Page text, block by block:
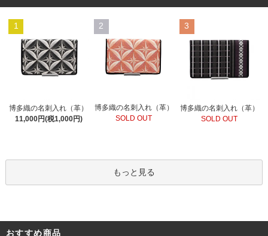
1
博多織の名刺入れ（革）
11,000円(税1,000円)
2
博多織の名刺入れ（革）
SOLD OUT
3
博多織の名刺入れ（革）
SOLD OUT
もっと見る
おすすめ商品